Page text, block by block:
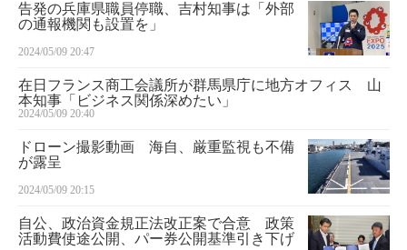
告発の兵庫県職員停職、吉村知事は「外部
の通報機関も設置を」
2024/05/09 20:47
在日フランス商工会議所が群馬県庁に地方オフィス 山
本知事「ビジネス関係深めたい」
2024/05/09 20:40
ドローン撮影動画 海自、厳重監視も不備
が露呈
2024/05/09 20:15
自公、政治資金規正法改正案で合意 政策
活動費使途公開、パー券公開基準引き下げ